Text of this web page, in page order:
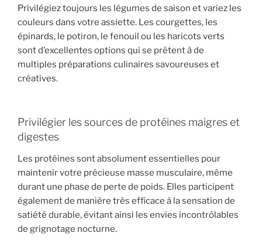
Privilégiez toujours les légumes de saison et variez les
couleurs dans votre assiette. Les courgettes, les
épinards, le potiron, le fenouil ou les haricots verts
sont d’excellentes options qui se prêtent à de
multiples préparations culinaires savoureuses et
créatives.
Privilégier les sources de protéines maigres et
digestes
Les protéines sont absolument essentielles pour
maintenir votre précieuse masse musculaire, même
durant une phase de perte de poids. Elles participent
également de manière très efficace à la sensation de
satiété durable, évitant ainsi les envies incontrôlables
de grignotage nocturne.